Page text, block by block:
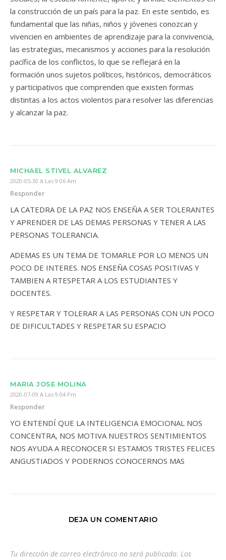
la construcción de un país para la paz. En este sentido, es
fundamental que las niñas, niños y jóvenes conozcan y
vivencien en ambientes de aprendizaje para la convivencia,
las estrategias, mecanismos y acciones para la resolución
pacífica de los conflictos, lo que se reflejará en la
formación unos sujetos políticos, históricos, democráticos
y participativos que comprenden que existen formas
distintas a los actos violentos para resolver las diferencias
y alcanzar la paz.
MICHAEL STIVEL ALVAREZ
2020-05-30 A Las 9:06 Am
Responder
LA CATEDRA DE LA PAZ NOS ENSEÑA A SER TOLERANTES
Y APRENDER DE LAS DEMAS PERSONAS Y TENER A LAS
PERSONAS TOLERANCIA.
ADEMAS ES UN TEMA DE TOMARLE POR LO MENOS UN
POCO DE INTERES. NOS ENSEÑA COSAS POSITIVAS Y
TAMBIEN A RTESPETAR A LOS ESTUDIANTES Y
DOCENTES.
Y RESPETAR Y TOLERAR A LAS PERSONAS CON UN POCO
DE DIFICULTADES Y RESPETAR SU ESPACIO
MARIA JOSE MOLINA
2020-07-09 A Las 9:04 Pm
Responder
YO ENTENDÍ QUE LA INTELIGENCIA EMOCIONAL NOS
CONCENTRA, NOS MOTIVA NUESTROS SENTIMIENTOS
NOS AYUDA A RECONOCER SI ESTAMOS TRISTES FELICES
ANGUSTIADOS Y PODERNOS CONOCERNOS MAS
DEJA UN COMENTARIO
Tu dirección de correo electrónico no será publicada. Los